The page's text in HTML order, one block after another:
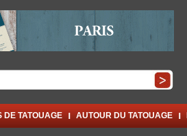
DE TATOUAGE AUTOUR DU TATOUAGE